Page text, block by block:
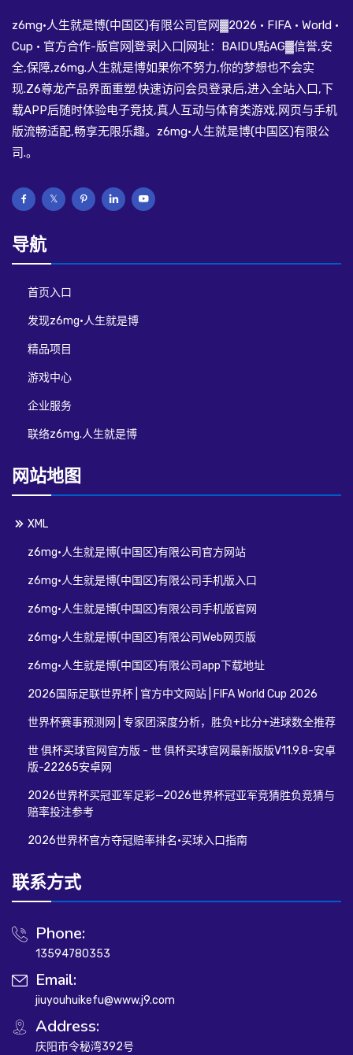
z6mg·人生就是博(中国区)有限公司官网▓2026 · FIFA · World ·
Cup · 官方合作-版官网|登录|入口|网址：BAIDU點AG▓信誉,安
全,保障,z6mg.人生就是博如果你不努力,你的梦想也不会实
现.Z6尊龙产品界面重塑.快速访问会员登录后,进入全站入口,下
载APP后随时体验电子竞技,真人互动与体育类游戏,网页与手机
版流畅适配,畅享无限乐趣。z6mg·人生就是博(中国区)有限公
司.。
导航
首页入口
发现z6mg·人生就是博
精品项目
游戏中心
企业服务
联络z6mg.人生就是博
网站地图
XML
z6mg·人生就是博(中国区)有限公司官方网站
z6mg·人生就是博(中国区)有限公司手机版入口
z6mg·人生就是博(中国区)有限公司手机版官网
z6mg·人生就是博(中国区)有限公司Web网页版
z6mg·人生就是博(中国区)有限公司app下载地址
2026国际足联世界杯 | 官方中文网站 | FIFA World Cup 2026
世界杯赛事预测网 | 专家团深度分析，胜负+比分+进球数全推荐
世 俱杯买球官网官方版 - 世 俱杯买球官网最新版版V11.9.8-安卓
版-22265安卓网
2026世界杯买冠亚军足彩—2026世界杯冠亚军竞猜胜负竞猜与
赔率投注参考
2026世界杯官方夺冠赔率排名·买球入口指南
联系方式
Phone:
13594780353
Email:
jiuyouhuikefu@www.j9.com
Address:
庆阳市令秘湾392号